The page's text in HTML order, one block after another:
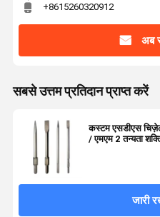
+8615260320912
अब
सबसे उत्तम प्रतिदान प्राप्त करें
कस्टम एसडीएस
/ एमएम 2 तन्यता
जारी